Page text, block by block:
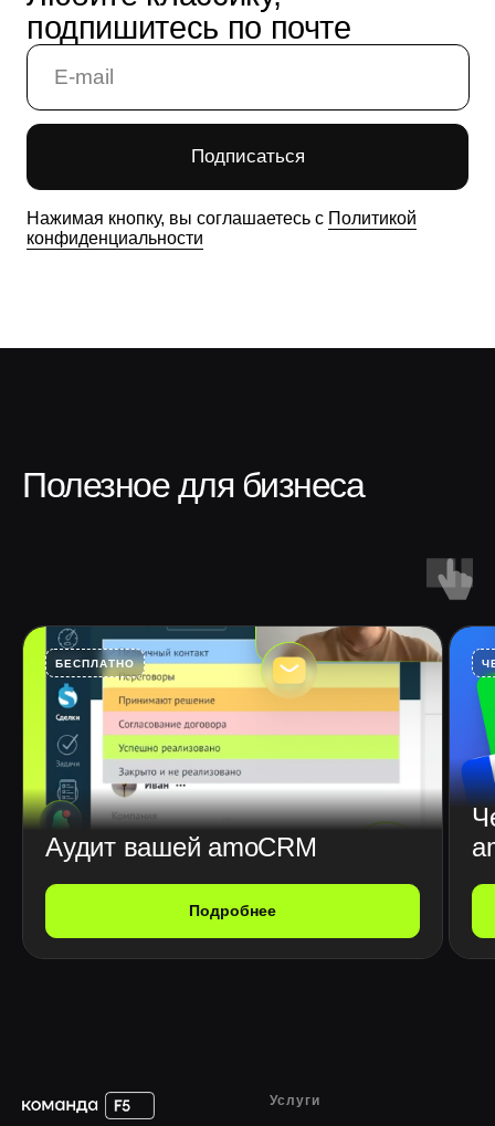
Полезное для бизнеса
БЕСПЛАТНО
Аудит вашей amoCRM
Подробнее
Услуги